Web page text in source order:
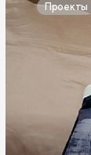
Проекты